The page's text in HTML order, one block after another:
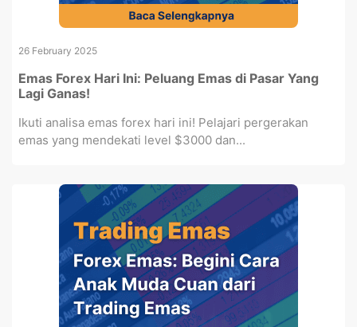
26 February 2025
Emas Forex Hari Ini: Peluang Emas di Pasar Yang
Lagi Ganas!
Ikuti analisa emas forex hari ini! Pelajari pergerakan
emas yang mendekati level $3000 dan...